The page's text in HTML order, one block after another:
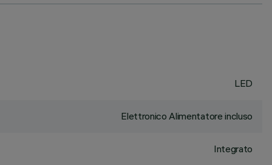
LED
Elettronico Alimentatore incluso
Integrato